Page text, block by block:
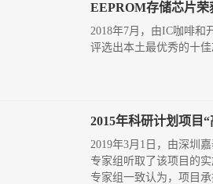
EEPROM存储芯片荣
2018年7月，由IC咖啡和
评选出本土最优秀的十
2015年科研计划项目
2019年3月1日，由深圳
专家组听取了该项目的
专家组一致认为，项目